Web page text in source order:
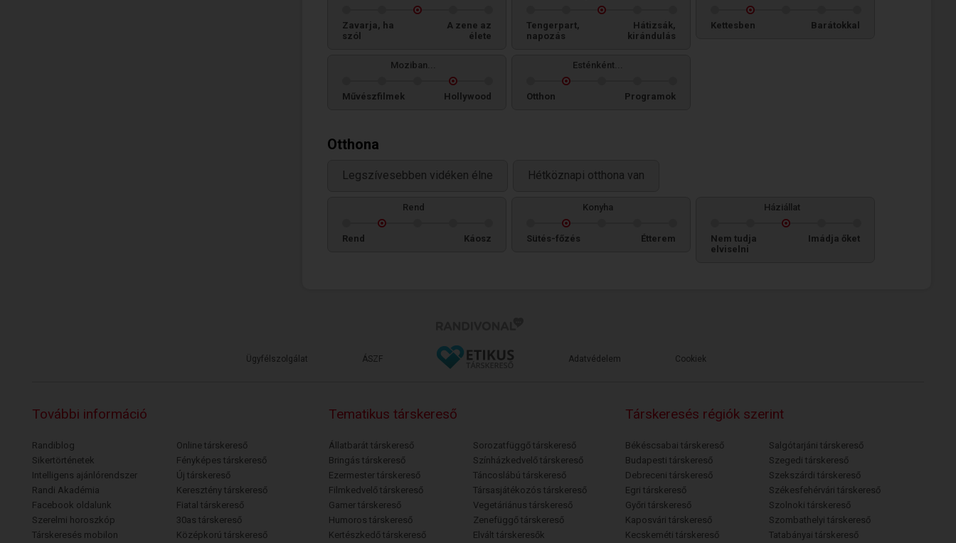
Zavarja, ha
szól
A zene az
élete
Tengerpart,
napozás
Hátizsák,
kirándulás
Kettesben Barátokkal
Moziban...
Művészfilmek Hollywood
Esténként...
Otthon Programok
Otthona
Legszívesebben vidéken élne Hétköznapi otthona van
Rend
Rend Káosz
Konyha
Sütés-főzés Étterem
Háziállat
Nem tudja
elviselni
Imádja őket
Ügyfélszolgálat ÁSZF Adatvédelem Cookiek
További információ
Randiblog
Sikertörténetek
Intelligens ajánlórendszer
Randi Akadémia
Facebook oldalunk
Szerelmi horoszkóp
Társkeresés mobilon
Online társkereső
Fényképes társkereső
Új társkereső
Keresztény társkereső
Fiatal társkereső
30as társkereső
Középkorú társkereső
Tematikus társkereső
Állatbarát társkereső
Bringás társkereső
Ezermester társkereső
Filmkedvelő társkereső
Gamer társkereső
Humoros társkereső
Kertészkedő társkereső
Sorozatfüggő társkereső
Színházkedvelő társkereső
Táncoslábú társkereső
Társasjátékozós társkereső
Vegetáriánus társkereső
Zenefüggő társkereső
Elvált társkeresők
Társkeresés régiók szerint
Békéscsabai társkereső
Budapesti társkereső
Debreceni társkereső
Egri társkereső
Győri társkereső
Kaposvári társkereső
Kecskeméti társkereső
Salgótarjáni társkereső
Szegedi társkereső
Szekszárdi társkereső
Székesfehérvári társkereső
Szolnoki társkereső
Szombathelyi társkereső
Tatabányai társkereső